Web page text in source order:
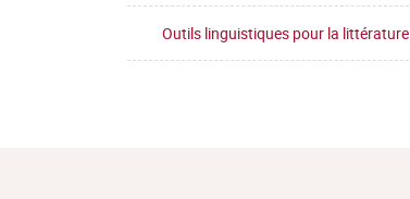
Outils linguistiques pour la littérature